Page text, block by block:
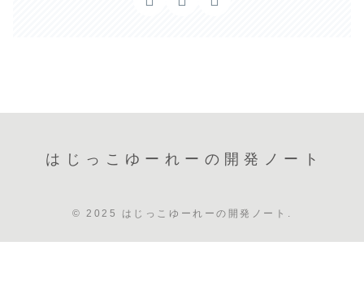
はじっこゆーれーの開発ノート
© 2025 はじっこゆーれーの開発ノート.